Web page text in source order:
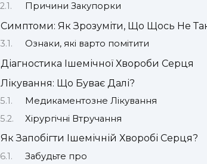
Причини Закупорки
Симптоми: Як Зрозуміти, Що Щось Не
Ознаки, які варто помітити
Діагностика Ішемічної Хвороби Серця
Лікування: Що Буває Далі?
Медикаментозне Лікування
Хірургічні Втручання
Як Запобігти Ішемічній Хворобі Серця?
Забудьте про